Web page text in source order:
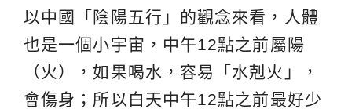
以中國「陰陽五行」的觀念來看，人體
也是一個小宇宙，中午12點之前屬陽
（火），如果喝水，容易「水剋火」，
會傷身；所以白天中午12點之前最好少